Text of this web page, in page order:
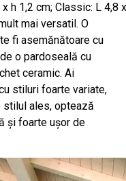
1,2 cm; Classic: L 4,8
mai versatil. O
fi asemănătoare cu
o pardoseală cu
ceramic. Ai
stiluri foarte variate,
stilul ales, optează
și foarte ușor de